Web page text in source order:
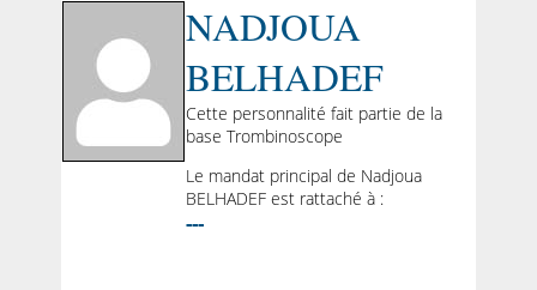
NADJOUA
BELHADEF
Cette personnalité fait partie de la
base Trombinoscope
Le mandat principal de Nadjoua
BELHADEF est rattaché à :
---